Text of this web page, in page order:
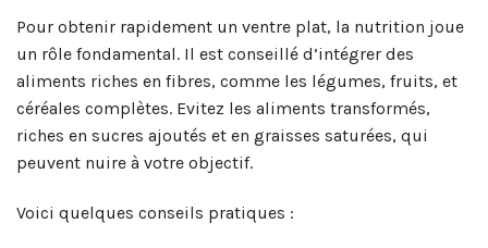
Pour obtenir rapidement un ventre plat, la nutrition joue
un rôle fondamental. Il est conseillé d’intégrer des
aliments riches en fibres, comme les légumes, fruits, et
céréales complètes. Evitez les aliments transformés,
riches en sucres ajoutés et en graisses saturées, qui
peuvent nuire à votre objectif.
Voici quelques conseils pratiques :